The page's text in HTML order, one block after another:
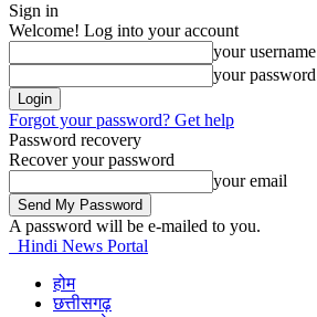
Sign in
Welcome! Log into your account
your username
your password
Forgot your password? Get help
Password recovery
Recover your password
your email
A password will be e-mailed to you.
Hindi News Portal
होम
छत्तीसगढ़